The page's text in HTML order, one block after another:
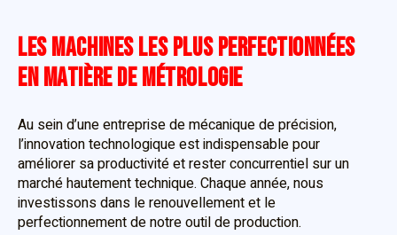
LES MACHINES LES PLUS PERFECTIONNÉES
EN MATIÈRE DE MÉTROLOGIE
Au sein d’une entreprise de mécanique de précision,
l’innovation technologique est indispensable pour
améliorer sa productivité et rester concurrentiel sur un
marché hautement technique. Chaque année, nous
investissons dans le renouvellement et le
perfectionnement de notre outil de production.